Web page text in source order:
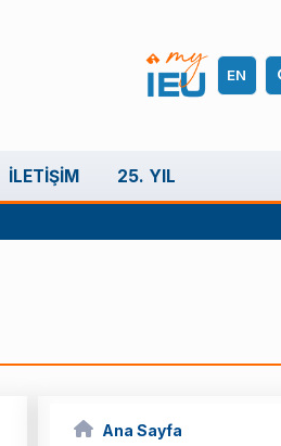
EN
İLETIŞIM 25. YIL
Ana Sayfa